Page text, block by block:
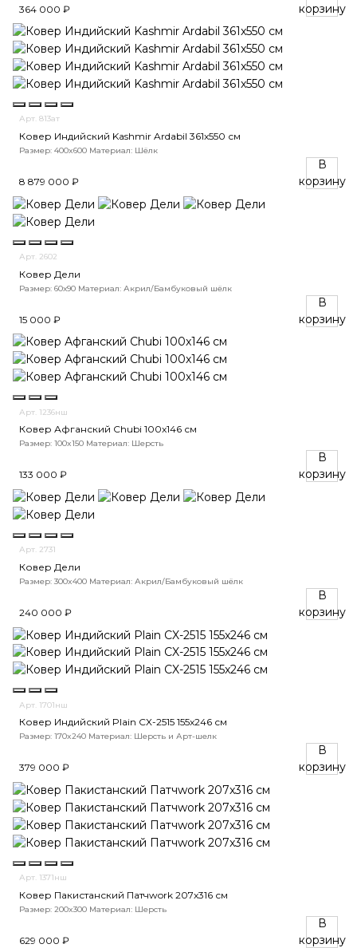
364 000 ₽
корзину
Арт. 813ат
Ковер Индийский Kashmir Ardabil 361x550 см
Размер: 400x600 Материал: Шёлк
8 879 000 ₽
В
корзину
Арт. 2602
Ковер Дели
Размер: 60х90 Материал: Акрил/Бамбуковый шёлк
15 000 ₽
В
корзину
Арт. 1236нш
Ковер Афганский Chubi 100x146 см
Размер: 100x150 Материал: Шерсть
133 000 ₽
В
корзину
Арт. 2731
Ковер Дели
Размер: 300x400 Материал: Акрил/Бамбуковый шёлк
240 000 ₽
В
корзину
Арт. 1701нш
Ковер Индийский Plain CX-2515 155x246 см
Размер: 170x240 Материал: Шерсть и Арт-шелк
379 000 ₽
В
корзину
Арт. 1371нш
Ковер Пакистанский Патчwork 207x316 см
Размер: 200x300 Материал: Шерсть
629 000 ₽
В
корзину